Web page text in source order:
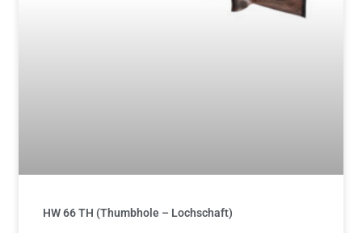
HW 66 TH (Thumbhole – Lochschaft)